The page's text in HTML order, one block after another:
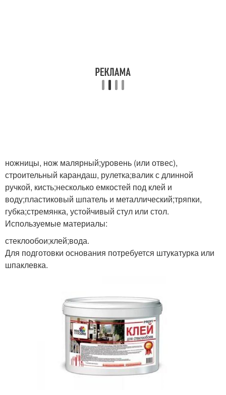
ножницы, нож малярный;уровень (или отвес),
строительный карандаш, рулетка;валик с длинной
ручкой, кисть;несколько емкостей под клей и
воду;пластиковый шпатель и металлический;тряпки,
губка;стремянка, устойчивый стул или стол.
Используемые материалы:
стеклообои;клей;вода.
Для подготовки основания потребуется штукатурка или
шпаклевка.